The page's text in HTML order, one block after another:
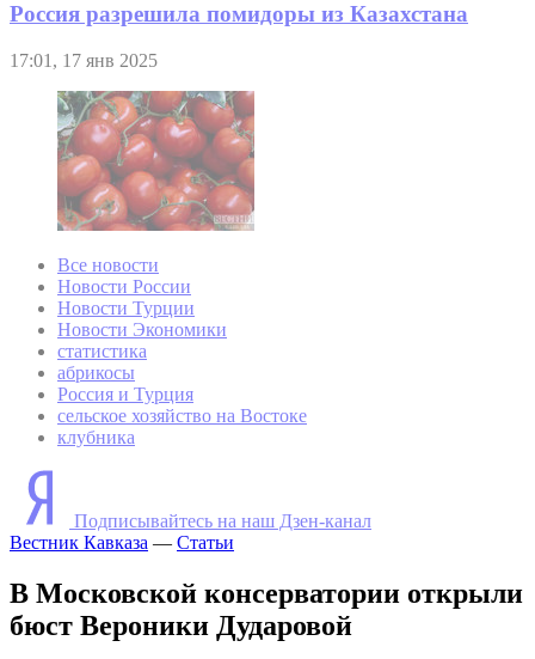
Россия разрешила помидоры из Казахстана
17:01, 17 янв 2025
Все новости
Новости России
Новости Турции
Новости Экономики
статистика
абрикосы
Россия и Турция
сельское хозяйство на Востоке
клубника
Подписывайтесь на наш Дзен-канал
Вестник Кавказа — Статьи
В Московской консерватории открыли
бюст Вероники Дударовой